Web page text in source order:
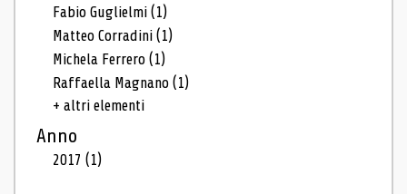
Fabio Guglielmi(1)
Matteo Corradini(1)
Michela Ferrero(1)
Raffaella Magnano(1)
+ altri elementi
Anno
2017(1)